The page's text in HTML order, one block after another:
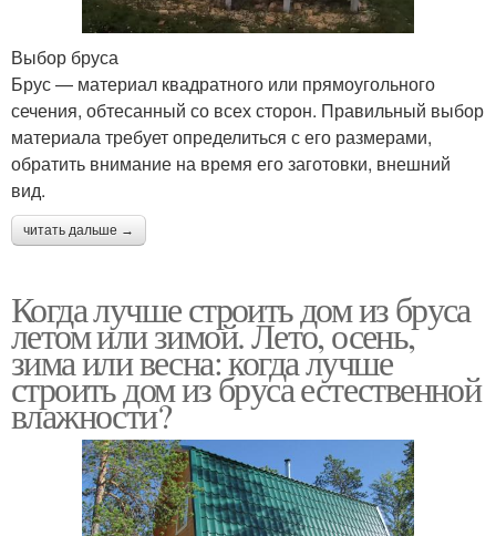
Выбор бруса
Брус — материал квадратного или прямоугольного
сечения, обтесанный со всех сторон. Правильный выбор
материала требует определиться с его размерами,
обратить внимание на время его заготовки, внешний
вид.
читать дальше →
Когда лучше строить дом из бруса
летом или зимой. Лето, осень,
зима или весна: когда лучше
строить дом из бруса естественной
влажности?